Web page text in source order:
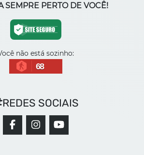
SEMPRE PERTO DE VOCÊ!
não está sozinho:
68
REDES SOCIAIS